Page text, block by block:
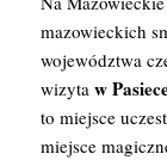
mazowieckich
województwa
wizyta w
to miejsce
miejsce